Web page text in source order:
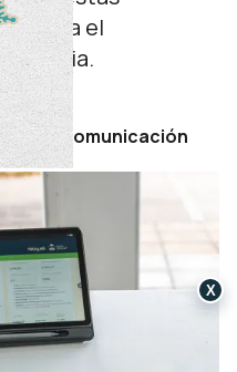
para el
y Comunicación
X